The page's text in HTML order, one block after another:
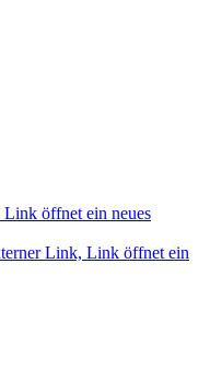
öffnet ein neues
Link, Link öffnet ein